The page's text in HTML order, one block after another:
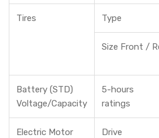
Tires Type
Size Front /
Battery (STD)
Voltage/Capacity
5-hours
ratings
Electric Motor Drive